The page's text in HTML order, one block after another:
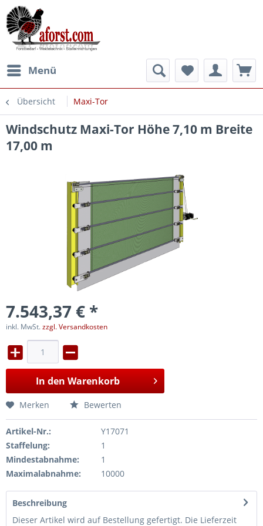
Menü
Übersicht Maxi-Tor
Windschutz Maxi-Tor Höhe 7,10 m Breite
17,00 m
7.543,37 € *
inkl. MwSt.zzgl. Versandkosten
In den Warenkorb
Merken Bewerten
Artikel-Nr.:
Y17071
Staffelung:
1
Mindestabnahme:
1
Maximalabnahme:
10000
Beschreibung
Dieser Artikel wird auf Bestellung gefertigt. Die Lieferzeit